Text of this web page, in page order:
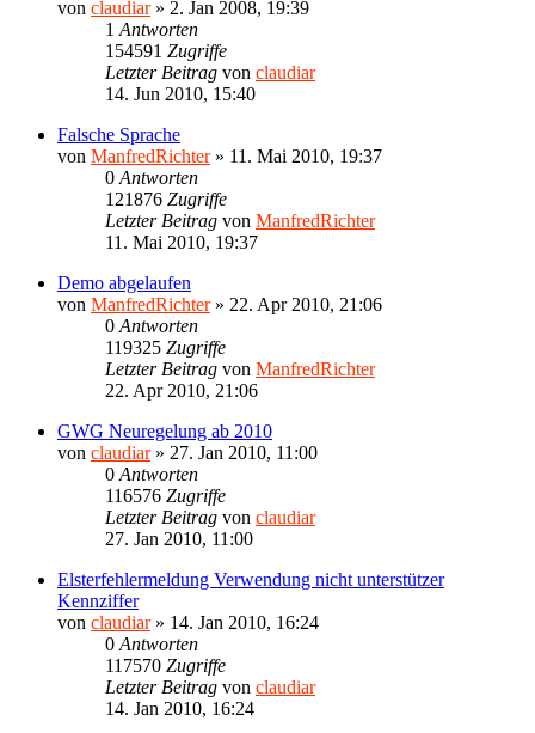
von claudiar» 2. Jan 2008, 19:39
1 Antworten
154591 Zugriffe
Letzter Beitrag von claudiar
14. Jun 2010, 15:40
Falsche Sprache
von ManfredRichter» 11. Mai 2010, 19:37
0 Antworten
121876 Zugriffe
Letzter Beitrag von ManfredRichter
11. Mai 2010, 19:37
Demo abgelaufen
von ManfredRichter» 22. Apr 2010, 21:06
0 Antworten
119325 Zugriffe
Letzter Beitrag von ManfredRichter
22. Apr 2010, 21:06
GWG Neuregelung ab 2010
von claudiar» 27. Jan 2010, 11:00
0 Antworten
116576 Zugriffe
Letzter Beitrag von claudiar
27. Jan 2010, 11:00
Elsterfehlermeldung Verwendung nicht unterstützer
Kennziffer
von claudiar» 14. Jan 2010, 16:24
0 Antworten
117570 Zugriffe
Letzter Beitrag von claudiar
14. Jan 2010, 16:24